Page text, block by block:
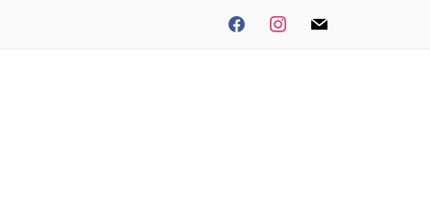
facebookinstagrammail